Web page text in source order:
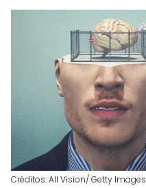
Créditos: All Vision/ Getty Images